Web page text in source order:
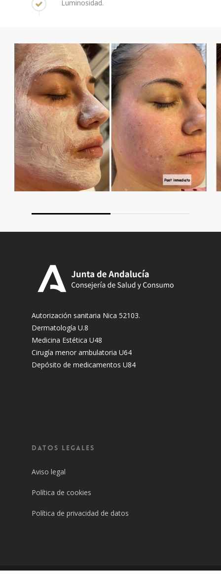
Luminosidad.
Autorización sanitaria Nica 52103.
Dermatología U.8
Medicina Estética U48
Cirugía menor ambulatoria U64
Depósito de medicamentos U84
DATOS LEGALES
Aviso legal
Política de cookies
Política de privacidad de datos